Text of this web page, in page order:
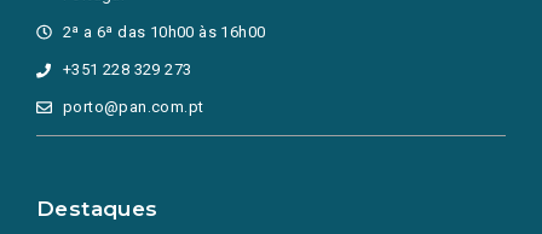
2ª a 6ª das 10h00 às 16h00
+351 228 329 273
porto@pan.com.pt
Destaques